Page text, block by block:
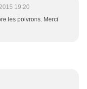
19:20
les poivrons. Merci